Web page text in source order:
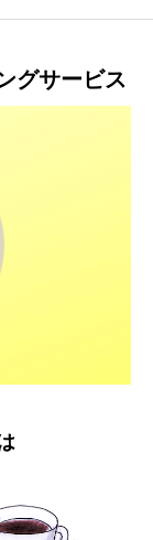
グサービス